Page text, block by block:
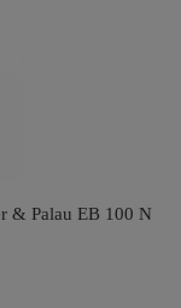
& Palau EB 100 N